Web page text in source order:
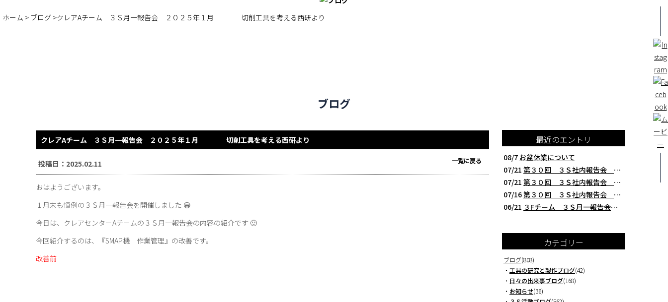
ホーム > ブログ >クレアAチーム ３Ｓ月一報告会 ２０２５年１月 切削工具を考える西研より
ブログ
クレアAチーム ３Ｓ月一報告会 ２０２５年１月 切削工具を考える西研より
投稿日：2025.02.11 一覧に戻る
おはようございます。
１月末も恒例の３Ｓ月一報告会を開催しました 😀
今日は、クレアセンターAチームの３Ｓ月一報告会の内容の紹介です 🙂
今回紹介するのは、『SMAP機 作業管理』の改善です。
改善前
最近のエントリ
08/7 お盆休業について
07/21 第３０回 ３Ｓ社内報告会 クレアBチーム編 西研の３Ｓ活動（整理・整頓・清掃
07/21 第３０回 ３Ｓ社内報告会 ３Fチーム編 西研の３Ｓ活動（整理・整頓・清掃）
07/16第３０回 ３Ｓ社内報告会 本社製造チーム編 西研の３Ｓ活動（整理・整頓・清掃
06/21 ３Fチーム ３Ｓ月一報告会 ２０２６年５月 切削工具を考える西研より
カテゴリー
ブログ(808)
・ 工具の研究と製作ブログ(42)
・ 日々の出来事ブログ(168)
・ お知らせ(36)